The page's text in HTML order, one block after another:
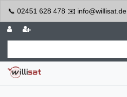
📞 02451 628 478 ✉️ info@willisat.de